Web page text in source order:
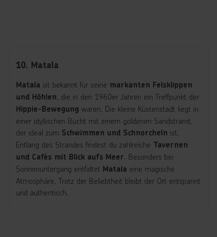
10. Matala
Matala ist bekannt für seine markanten Felsklippen
und Höhlen, die in den 1960er Jahren ein Treffpunkt der
Hippie-Bewegung waren. Die kleine Küstenstadt liegt in
einer idyllischen Bucht mit einem goldenen Sandstrand,
der ideal zum Schwimmen und Schnorcheln ist.
Entlang des Strandes findest du zahlreiche Tavernen
und Cafés mit Blick aufs Meer. Besonders bei
Sonnenuntergang entfaltet Matala eine magische
Atmosphäre. Trotz der Beliebtheit bleibt der Ort entspannt
und authentisch.